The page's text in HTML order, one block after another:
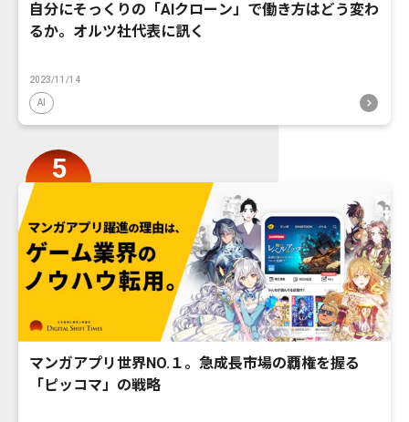
自分にそっくりの「AIクローン」で働き方はどう変わ
るか。オルツ社代表に訊く
2023/11/14
AI
マンガアプリ世界NO.１。急成長市場の覇権を握る
「ピッコマ」の戦略